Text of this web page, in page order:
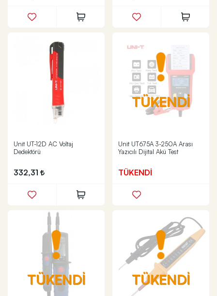
Unit UT-12D AC Voltaj
Dedektörü
332,31
TÜKENDİ
Unit UT675A 3-250A Arası
Yazıcılı Dijital Akü Test
TÜKENDİ
TÜKENDİ TÜKENDİ